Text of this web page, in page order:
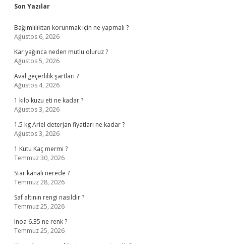
Sidebar
Son Yazılar
Bağımlılıktan korunmak için ne yapmalı ?
Ağustos 6, 2026
Kar yağınca neden mutlu oluruz ?
Ağustos 5, 2026
Aval geçerlilik şartları ?
Ağustos 4, 2026
1 kilo kuzu eti ne kadar ?
Ağustos 3, 2026
1.5 kg Ariel deterjan fiyatları ne kadar ?
Ağustos 3, 2026
1 Kutu Kaç mermi ?
Temmuz 30, 2026
Star kanalı nerede ?
Temmuz 28, 2026
Saf altının rengi nasıldır ?
Temmuz 25, 2026
Inoa 6.35 ne renk ?
Temmuz 25, 2026